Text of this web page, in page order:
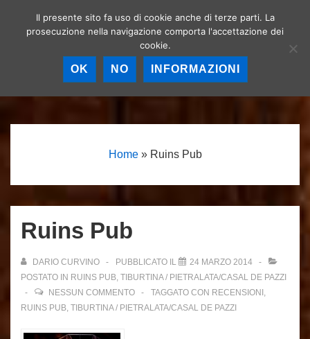
Birrerie artigianali a
Roma – La birra
artigianale nella
principale
Home» Ruins Pub
Ruins Pub
DARIO CURVINO PUBBLICATO IL
24 MARZO 2014
POSTATO IN RUINS PUB, TIBURTINA / PIETRALATA/CASAL DE PAZZI
NESSUN COMMENTO
TAGGATO CON RECENSIONI ,
RUINS PUB, TIBURTINA / PIETRALATA/CASAL DE PAZZI
Il presente sito fa uso di cookie anche di terze parti. La
prosecuzione nella navigazione comporta l'accettazione dei
cookie.
OK NO INFORMAZIONI